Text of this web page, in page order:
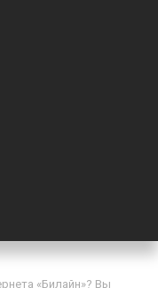
«Билайн»? Вы